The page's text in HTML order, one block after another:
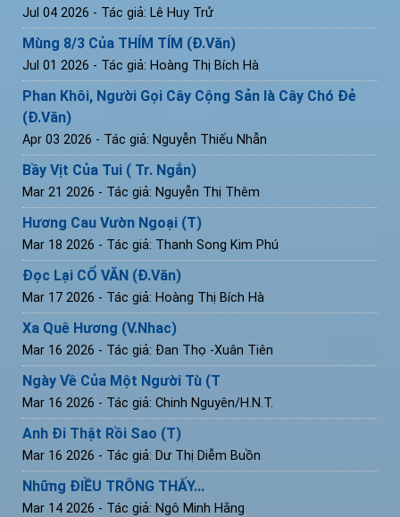
Jul 04 2026 - Tác giả: Lê Huy Trử
Mùng 8/3 Của THÍM TÍM (Đ.Văn)
Jul 01 2026 - Tác giả: Hoàng Thị Bích Hà
Phan Khôi, Người Gọi Cây Cộng Sản là Cây Chó Đẻ
(Đ.Văn)
Apr 03 2026 - Tác giả: Nguyễn Thiếu Nhẫn
Bầy Vịt Của Tui ( Tr. Ngắn)
Mar 21 2026 - Tác giả: Nguyễn Thị Thêm
Hương Cau Vườn Ngoại (T)
Mar 18 2026 - Tác giả: Thanh Song Kim Phú
Đọc Lại CỔ VĂN (Đ.Văn)
Mar 17 2026 - Tác giả: Hoàng Thị Bích Hà
Xa Quê Hương (V.Nhac)
Mar 16 2026 - Tác giả: Đan Thọ -Xuân Tiên
Ngày Về Của Một Người Tù (T
Mar 16 2026 - Tác giả: Chinh Nguyên/H.N.T.
Anh Đi Thật Rồi Sao (T)
Mar 16 2026 - Tác giả: Dư Thị Diễm Buồn
Những ĐIỀU TRÔNG THẤY...
Mar 14 2026 - Tác giả: Ngô Minh Hằng